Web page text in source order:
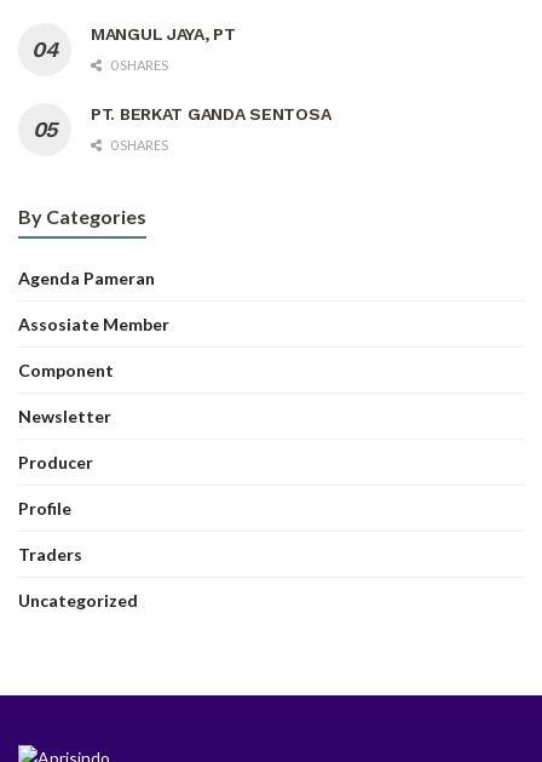
MANGUL JAYA, PT
0 SHARES
PT. BERKAT GANDA SENTOSA
0 SHARES
By Categories
Agenda Pameran
Assosiate Member
Component
Newsletter
Producer
Profile
Traders
Uncategorized